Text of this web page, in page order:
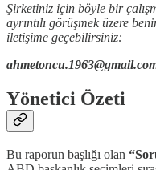
Şirketiniz için böyle bir
ayrıntılı görüşmek üzere
iletişime geçebilirsiniz:
Yönetici Özeti
Bu raporun başlığı olan